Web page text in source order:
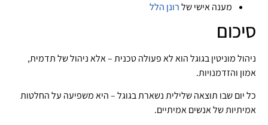
מענה אישי שלרונן הלל
סיכום
ניהול מוניטין בגוגל הוא לא פעולה טכנית – אלא ניהול של תדמית,
אמון והזדמנויות.
כל יום שבו תוצאה שלילית נשארת בגוגל – היא משפיעה על החלטות
אמיתיות של אנשים אמיתיים.